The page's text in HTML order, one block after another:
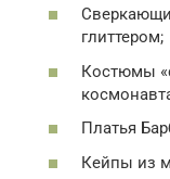
глиттером;
Костюмы
Платья
Кейпы из